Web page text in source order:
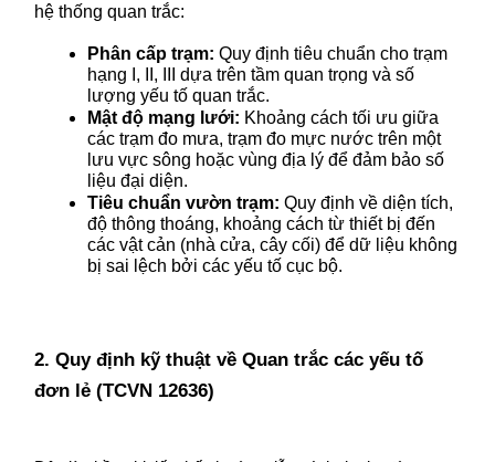
hệ thống quan trắc:
Phân cấp trạm: Quy định tiêu chuẩn cho trạm
hạng I, II, III dựa trên tầm quan trọng và số
lượng yếu tố quan trắc.
Mật độ mạng lưới: Khoảng cách tối ưu giữa
các trạm đo mưa, trạm đo mực nước trên một
lưu vực sông hoặc vùng địa lý để đảm bảo số
liệu đại diện.
Tiêu chuẩn vườn trạm: Quy định về diện tích,
độ thông thoáng, khoảng cách từ thiết bị đến
các vật cản (nhà cửa, cây cối) để dữ liệu không
bị sai lệch bởi các yếu tố cục bộ.
2. Quy định kỹ thuật về Quan trắc các yếu tố
đơn lẻ (TCVN 12636)